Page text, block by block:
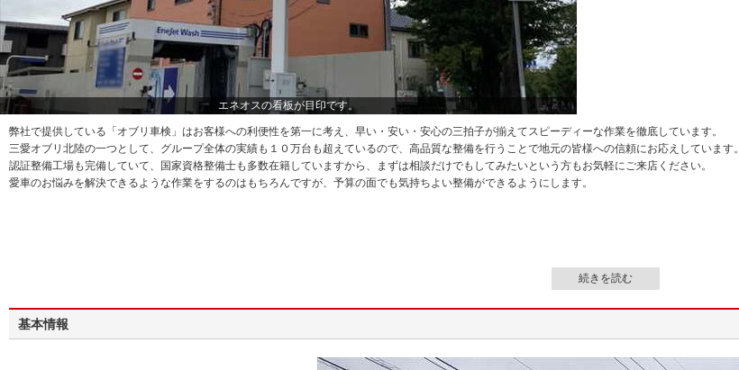
エネオスの看板が目印です。
弊社で提供している「オブリ車検」はお客様への利便性を第一に考え、早い・安い・安心の三拍子が揃えてスピーディーな作業を徹底しています。
三愛オブリ北陸の一つとして、グループ全体の実績も１０万台も超えているので、高品質な整備を行うことで地元の皆様への信頼にお応えしています。
認証整備工場も完備していて、国家資格整備士も多数在籍していますから、まずは相談だけでもしてみたいという方もお気軽にご来店ください。
愛車のお悩みを解決できるような作業をするのはもちろんですが、予算の面でも気持ちよい整備ができるようにします。
基本情報